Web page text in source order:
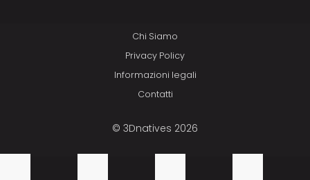
Chi Siamo
Privacy Policy
Informazioni legali
Contatti
© 3Dnatives 2026